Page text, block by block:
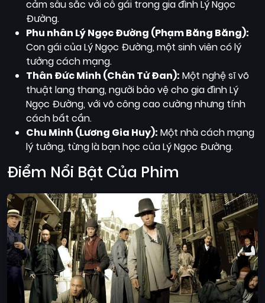
cảm sâu sắc với cô gái trong gia đình Lý Ngọc
Đường.
Phu nhân Lý Ngọc Đường (Phạm Băng Băng):
Con gái của Lý Ngọc Đường, một sinh viên có lý
tưởng cách mạng.
Thân Đức Minh (Chân Tử Đan): Một nghệ sĩ võ
thuật lang thang, người bảo vệ cho gia đình Lý
Ngọc Đường, với võ công cao cường nhưng tính
cách bất cần.
Chu Minh (Lương Gia Huy): Một nhà cách mạng
lý tưởng, từng là bạn học của Lý Ngọc Đường.
Điểm Nổi Bật Của Phim